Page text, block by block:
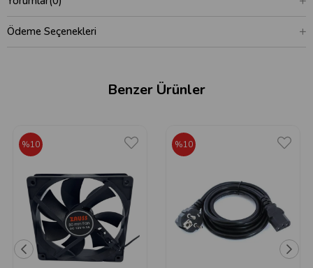
Ödeme Seçenekleri
Benzer Ürünler
%10 %10